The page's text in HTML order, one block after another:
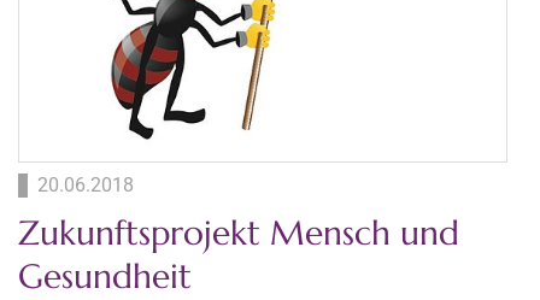
20.06.2018
Zukunftsprojekt Mensch und
Gesundheit